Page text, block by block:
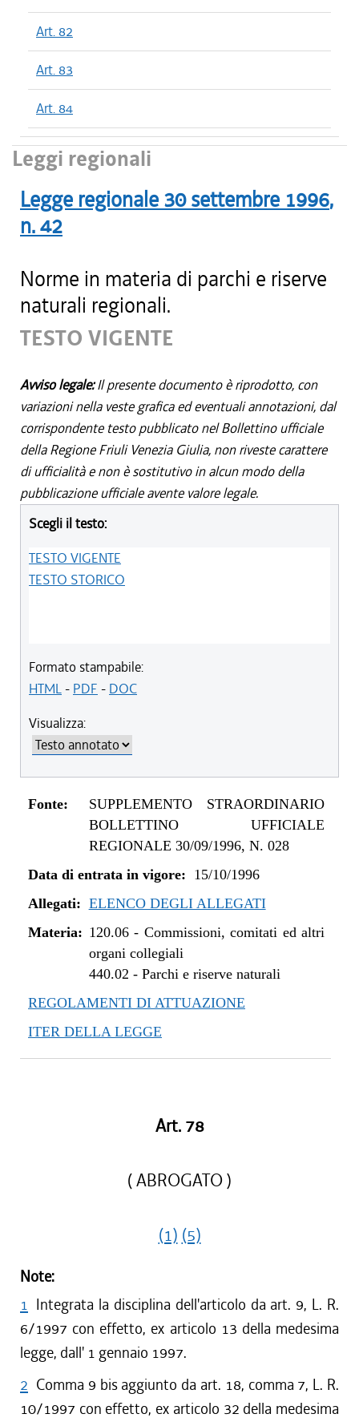
Art. 82
Art. 83
Art. 84
Leggi regionali
Legge regionale 30 settembre 1996,
n.42
Norme in materia di parchi e riserve
naturali regionali.
TESTO VIGENTE
Avviso legale:Il presente documento è riprodotto, con
variazioni nella veste grafica ed eventuali annotazioni, dal
corrispondente testo pubblicato nel Bollettino ufficiale
della Regione Friuli Venezia Giulia, non riveste carattere
di ufficialità e non è sostitutivo in alcun modo della
pubblicazione ufficiale avente valore legale.
Scegli il testo:
TESTO VIGENTE
TESTO STORICO
Formato stampabile:
HTML- PDF - DOC
Visualizza:
Fonte:
SUPPLEMENTO STRAORDINARIO
BOLLETTINO UFFICIALE
REGIONALE 30/09/1996, N. 028
Data di entrata in vigore: 15/10/1996
Allegati: ELENCO DEGLI ALLEGATI
Materia: 120.06- Commissioni, comitati ed altri
organi collegiali
440.02 - Parchi e riserve naturali
REGOLAMENTI DI ATTUAZIONE
ITER DELLA LEGGE
Art. 78
( ABROGATO )
(1) (5)
Note:
1 Integrata la disciplina dell'articolo da art. 9, L. R.
6/1997 con effetto, ex articolo 13 della medesima
legge, dall' 1 gennaio 1997.
2 Comma 9 bis aggiunto da art. 18, comma 7, L. R.
10/1997 con effetto, ex articolo 32 della medesima